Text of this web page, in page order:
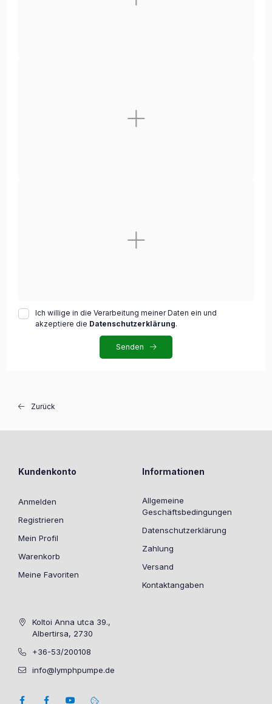
Ich willige in die Verarbeitung meiner Daten ein und
akzeptiere die Datenschutzerklärung.
Senden
Zurück
Kundenkonto
Anmelden
Registrieren
Mein Profil
Warenkorb
Meine Favoriten
Informationen
Allgemeine
Geschäftsbedingungen
Datenschutzerklärung
Zahlung
Versand
Kontaktangaben
Koltoi Anna utca 39.,
Albertirsa, 2730
+36-53/200108
info@lymphpumpe.de